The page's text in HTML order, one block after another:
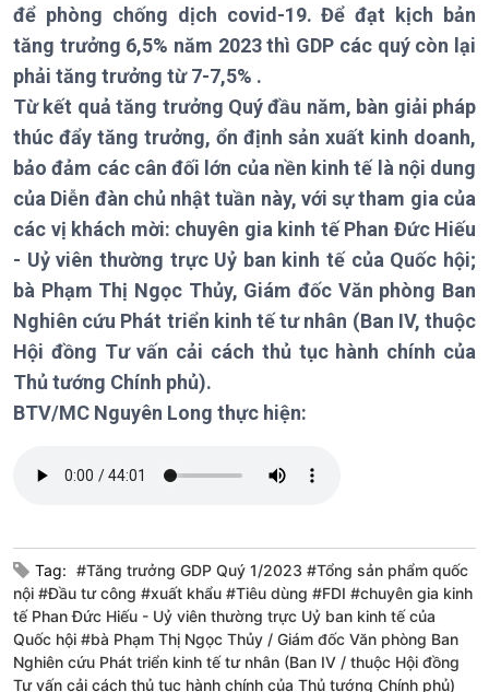
Đảng trong cuộc sống
Nhận diện sự thật
Pháp luật và đời sống
Biên cương - Một dải vững
bền
Kinh tế
Tin Kinh tế
Trước giờ mở cửa
Dòng chảy Kinh tế
Sức sống hàng Việt
Khởi nghiệp
Tuyên chiến với gian lận
thương mại
Nông nghiệp & Biển đảo
đảo
Mùa vàng
Biển đảo Việt Nam
Tâm tình biên giới và hải
Tìm hiểu biển, đảo Việt
Nam
Xã hội
Tin Đời sống & Xã hội
360 độ Sức khỏe
Chuyển đổi Xanh
Tài nguyên và Môi trường
Khoa học & Công nghệ
Tin Khoa học & Công nghệ
Kết nối công nghệ
Sống chung với biến đổi
khí hậu
để phòng chống dịch covid-19. Để đạt kịch bản
tăng trưởng 6,5% năm 2023 thì GDP các quý còn lại
phải tăng trưởng từ 7-7,5% .
Từ kết quả tăng trưởng Quý đầu năm, bàn giải pháp
thúc đẩy tăng trưởng, ổn định sản xuất kinh doanh,
bảo đảm các cân đối lớn của nền kinh tế là nội dung
của Diễn đàn chủ nhật tuần này, với sự tham gia của
các vị khách mời: chuyên gia kinh tế Phan Đức Hiếu
- Uỷ viên thường trực Uỷ ban kinh tế của Quốc hội;
bà Phạm Thị Ngọc Thủy, Giám đốc Văn phòng Ban
Nghiên cứu Phát triển kinh tế tư nhân (Ban IV, thuộc
Hội đồng Tư vấn cải cách thủ tục hành chính của
Thủ tướng Chính phủ).
BTV/MC Nguyên Long thực hiện:
Tag: #Tăng trưởng GDP Quý 1/2023 #Tổng sản phẩm quốc
nội #Đầu tư công #xuất khẩu #Tiêu dùng #FDI #chuyên gia kinh
tế Phan Đức Hiếu - Uỷ viên thường trực Uỷ ban kinh tế của
Quốc hội #bà Phạm Thị Ngọc Thủy
Giám đốc Văn phòng Ban
Nghiên cứu Phát triển kinh tế tư nhân (Ban IV
thuộc Hội đồng
Tư vấn cải cách thủ tục hành chính của Thủ tướng Chính phủ)